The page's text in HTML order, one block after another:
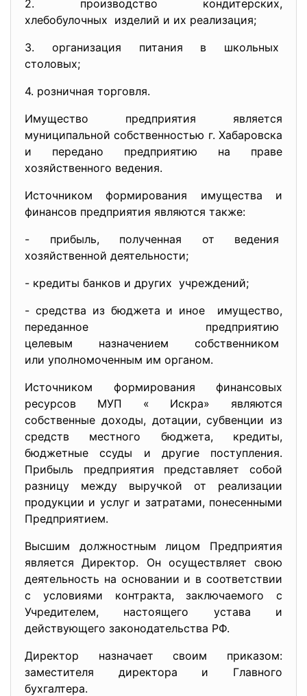
2. производство кондитерских,
хлебобулочных изделий и их реализация;
3. организация питания в школьных
столовых;
4. розничная торговля.
Имущество предприятия является
муниципальной собственностью г. Хабаровска
и передано предприятию на праве
хозяйственного ведения.
Источником формирования имущества и
финансов предприятия являются также:
- прибыль, полученная от ведения
хозяйственной деятельности;
- кредиты банков и других учреждений;
- средства из бюджета и иное имущество,
переданное предприятию
целевым назначением собственником
или уполномоченным им органом.
Источником формирования финансовых
ресурсов МУП « Искра» являются
собственные доходы, дотации, субвенции из
средств местного бюджета, кредиты,
бюджетные ссуды и другие поступления.
Прибыль предприятия представляет собой
разницу между выручкой от реализации
продукции и услуг и затратами, понесенными
Предприятием.
Высшим должностным лицом Предприятия
является Директор. Он осуществляет свою
деятельность на основании и в соответствии
с условиями контракта, заключаемого с
Учредителем, настоящего устава и
действующего законодательства РФ.
Директор назначает своим приказом:
заместителя директора и Главного
бухгалтера.